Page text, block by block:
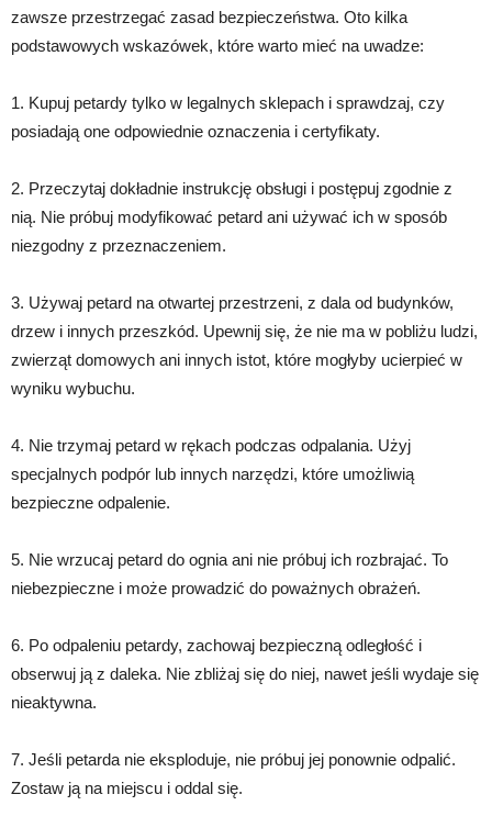
zawsze przestrzegać zasad bezpieczeństwa. Oto kilka
podstawowych wskazówek, które warto mieć na uwadze:
1. Kupuj petardy tylko w legalnych sklepach i sprawdzaj, czy
posiadają one odpowiednie oznaczenia i certyfikaty.
2. Przeczytaj dokładnie instrukcję obsługi i postępuj zgodnie z
nią. Nie próbuj modyfikować petard ani używać ich w sposób
niezgodny z przeznaczeniem.
3. Używaj petard na otwartej przestrzeni, z dala od budynków,
drzew i innych przeszkód. Upewnij się, że nie ma w pobliżu ludzi,
zwierząt domowych ani innych istot, które mogłyby ucierpieć w
wyniku wybuchu.
4. Nie trzymaj petard w rękach podczas odpalania. Użyj
specjalnych podpór lub innych narzędzi, które umożliwią
bezpieczne odpalenie.
5. Nie wrzucaj petard do ognia ani nie próbuj ich rozbrajać. To
niebezpieczne i może prowadzić do poważnych obrażeń.
6. Po odpaleniu petardy, zachowaj bezpieczną odległość i
obserwuj ją z daleka. Nie zbliżaj się do niej, nawet jeśli wydaje się
nieaktywna.
7. Jeśli petarda nie eksploduje, nie próbuj jej ponownie odpalić.
Zostaw ją na miejscu i oddal się.